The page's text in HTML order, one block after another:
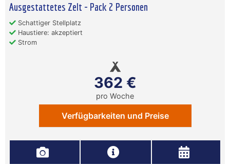
Ausgestattetes Zelt - Pack 2 Personen
Schattiger Stellplatz
Haustiere: akzeptiert
Strom
362 €
pro Woche
Verfügbarkeiten und Preise